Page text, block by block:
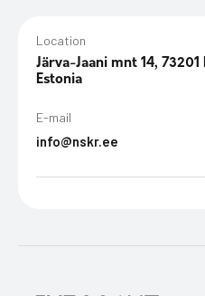
Location
Järva-Jaani mnt 14, 73201
Estonia
E-mail
info@nskr.ee